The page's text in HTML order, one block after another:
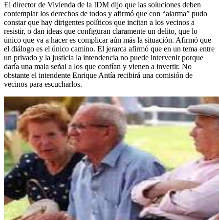
El director de Vivienda de la IDM dijo que las soluciones deben
contemplar los derechos de todos y afirmó que con “alarma” pudo
constar que hay dirigentes políticos que incitan a los vecinos a
resistir, o dan ideas que configuran claramente un delito, que lo
único que va a hacer es complicar aún más la situación. Afirmó que
el diálogo es el único camino. El jerarca afirmó que en un tema entre
un privado y la justicia la intendencia no puede intervenir porque
daría una mala señal a los que confían y vienen a invertir. No
obstante el intendente Enrique Antía recibirá una comisión de
vecinos para escucharlos.